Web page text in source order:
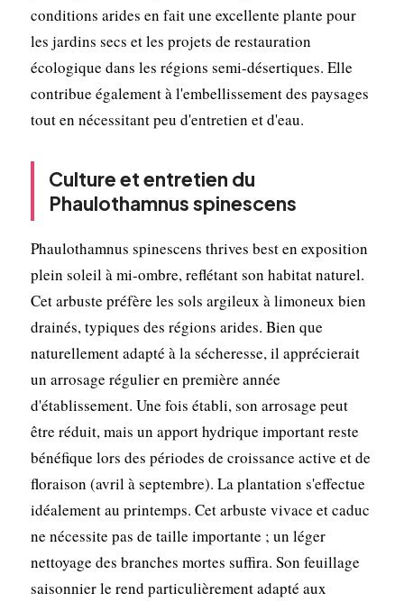
conditions arides en fait une excellente plante pour
les jardins secs et les projets de restauration
écologique dans les régions semi-désertiques. Elle
contribue également à l'embellissement des paysages
tout en nécessitant peu d'entretien et d'eau.
Culture et entretien du
Phaulothamnus spinescens
Phaulothamnus spinescens thrives best en exposition
plein soleil à mi-ombre, reflétant son habitat naturel.
Cet arbuste préfère les sols argileux à limoneux bien
drainés, typiques des régions arides. Bien que
naturellement adapté à la sécheresse, il apprécierait
un arrosage régulier en première année
d'établissement. Une fois établi, son arrosage peut
être réduit, mais un apport hydrique important reste
bénéfique lors des périodes de croissance active et de
floraison (avril à septembre). La plantation s'effectue
idéalement au printemps. Cet arbuste vivace et caduc
ne nécessite pas de taille importante ; un léger
nettoyage des branches mortes suffira. Son feuillage
saisonnier le rend particulièrement adapté aux